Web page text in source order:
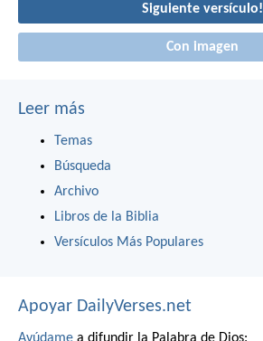
Siguiente versículo!
Con imagen
Leer más
Temas
Búsqueda
Archivo
Libros de la Biblia
Versículos Más Populares
Apoyar DailyVerses.net
Ayúdame a difundir la Palabra de Dios: